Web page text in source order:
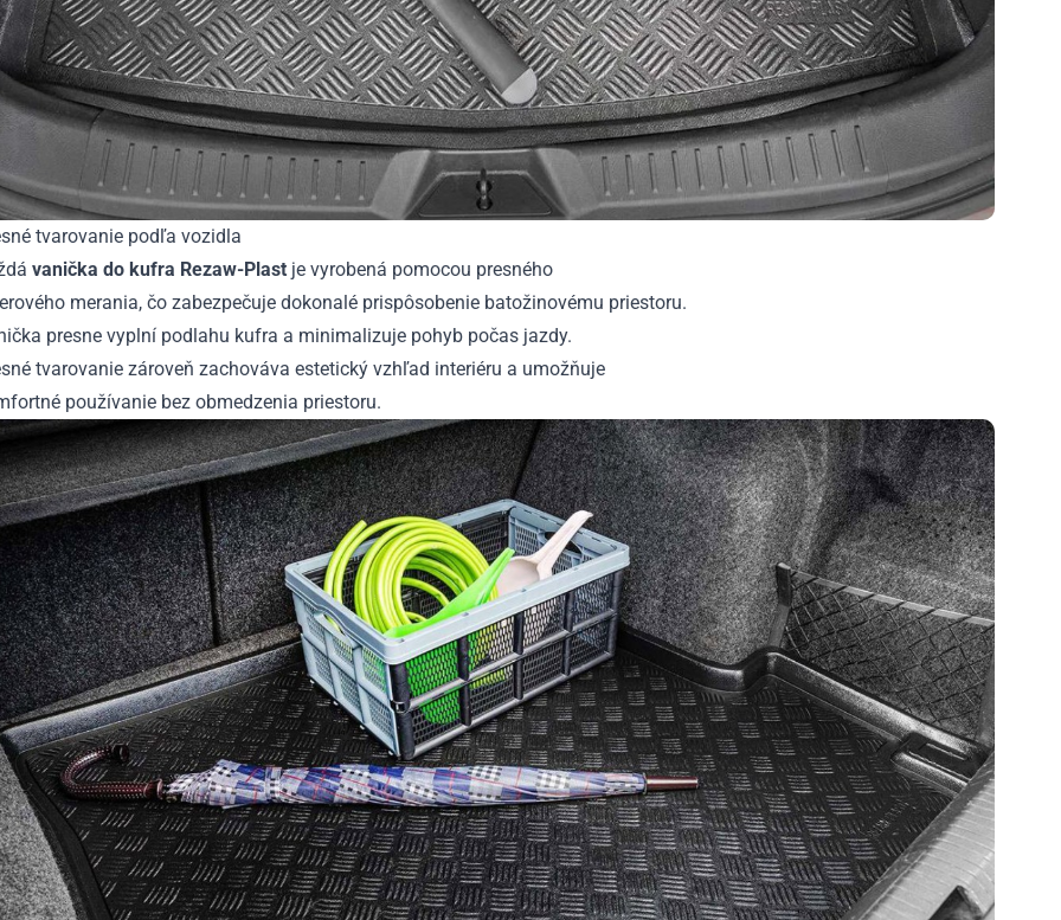
tvarovanie podľa vozidla
vanička do kufra Rezaw-Plast je vyrobená pomocou presného
merania, čo zabezpečuje dokonalé prispôsobenie batožinovému priestoru.
presne vyplní podlahu kufra a minimalizuje pohyb počas jazdy.
tvarovanie zároveň zachováva estetický vzhľad interiéru a umožňuje
používanie bez obmedzenia priestoru.